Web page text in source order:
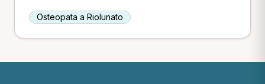
Osteopata a Riolunato